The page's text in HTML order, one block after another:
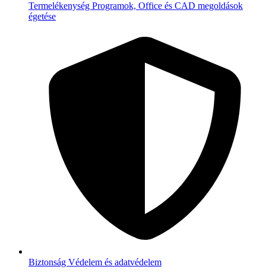
Termelékenység Programok, Office és CAD megoldások
égetése
Biztonság Védelem és adatvédelem